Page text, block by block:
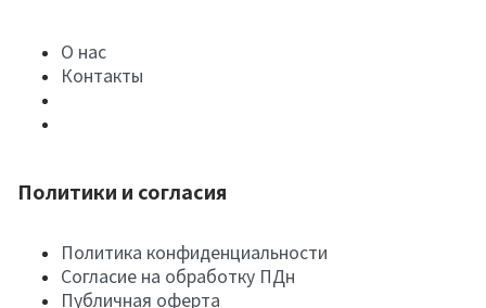
О нас
Контакты
Политики и согласия
Политика конфиденциальности
Согласие на обработку ПДн
Публичная оферта